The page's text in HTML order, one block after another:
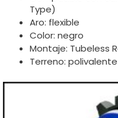
Type)
Aro: flexible
Color: negro
Montaje: Tubeless
Terreno: polivalente